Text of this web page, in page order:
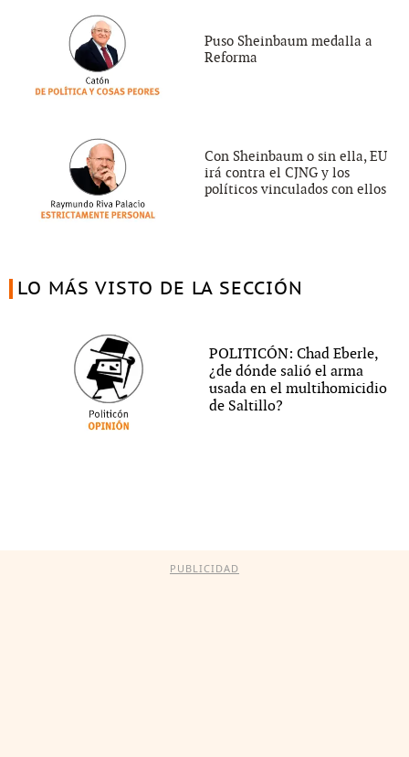
Puso Sheinbaum medalla a
Reforma
Con Sheinbaum o sin ella, EU
irá contra el CJNG y los
políticos vinculados con ellos
LO MÁS VISTO DE LA SECCIÓN
POLITICÓN: Chad Eberle,
¿de dónde salió el arma
usada en el multihomicidio
de Saltillo?
PUBLICIDAD